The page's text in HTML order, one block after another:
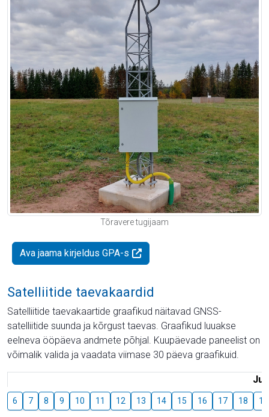
Tõravere tugijaam
Ava jaama kirjeldus GPA-s
Satelliitide taevakaardid
Satelliitide taevakaartide graafikud näitavad GNSS-
satelliitide suunda ja kõrgust taevas. Graafikud luuakse
eelneva ööpäeva andmete põhjal. Kuupäevade paneelist on
võimalik valida ja vaadata viimase 30 päeva graafikuid.
6 7 8 9 10 11 12 13 14 15 16 17 18 19